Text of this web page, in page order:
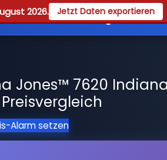
2026. Jetzt Daten exportieren
Guides Registrieren
Jones™ 7620
Alarm setzen